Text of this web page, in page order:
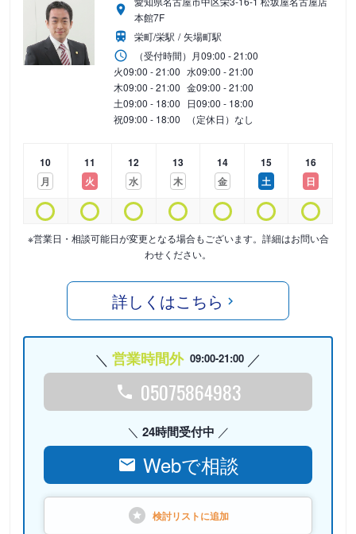
本館7F
栄町/栄駅
矢場町駅
（受付時間） 月09:00 - 21:00
火09:00 - 21:00 水09:00 - 21:00
木09:00 - 21:00 金09:00 - 21:00
土09:00 - 18:00 日09:00 - 18:00
祝09:00 - 18:00 （定休日）なし
10
月
11
火
12
水
13
木
14
金
15
土
16
日
※営業日・相談可能日が変更となる場合もございます。詳細はお問い合
わせください。
詳しくはこちら
営業時間外 09:00-21:00
05075864983
24時間受付中
Webで相談
検討リストに追加